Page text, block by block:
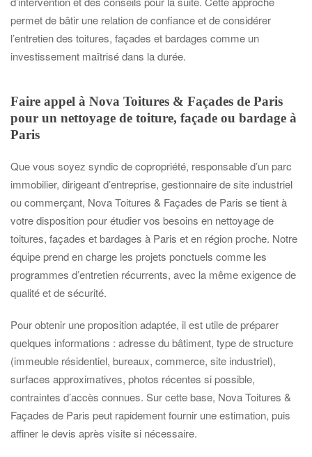
permet de bâtir une relation de confiance et de considérer
l’entretien des toitures, façades et bardages comme un
investissement maîtrisé dans la durée.
Faire appel à Nova Toitures & Façades de Paris
pour un nettoyage de toiture, façade ou bardage à
Paris
Que vous soyez syndic de copropriété, responsable d’un parc
immobilier, dirigeant d’entreprise, gestionnaire de site industriel
ou commerçant, Nova Toitures & Façades de Paris se tient à
votre disposition pour étudier vos besoins en nettoyage de
toitures, façades et bardages à Paris et en région proche. Notre
équipe prend en charge les projets ponctuels comme les
programmes d’entretien récurrents, avec la même exigence de
qualité et de sécurité.
Pour obtenir une proposition adaptée, il est utile de préparer
quelques informations : adresse du bâtiment, type de structure
(immeuble résidentiel, bureaux, commerce, site industriel),
surfaces approximatives, photos récentes si possible,
contraintes d’accès connues. Sur cette base, Nova Toitures &
Façades de Paris peut rapidement fournir une estimation, puis
affiner le devis après visite si nécessaire.